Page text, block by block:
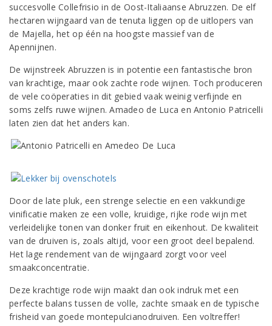
succesvolle Collefrisio in de Oost-Italiaanse Abruzzen. De elf
hectaren wijngaard van de tenuta liggen op de uitlopers van
de Majella, het op één na hoogste massief van de
Apennijnen.
De wijnstreek Abruzzen is in potentie een fantastische bron
van krachtige, maar ook zachte rode wijnen. Toch produceren
de vele coöperaties in dit gebied vaak weinig verfijnde en
soms zelfs ruwe wijnen. Amadeo de Luca en Antonio Patricelli
laten zien dat het anders kan.
Door de late pluk, een strenge selectie en een vakkundige
vinificatie maken ze een volle, kruidige, rijke rode wijn met
verleidelijke tonen van donker fruit en eikenhout. De kwaliteit
van de druiven is, zoals altijd, voor een groot deel bepalend.
Het lage rendement van de wijngaard zorgt voor veel
smaakconcentratie.
Deze krachtige rode wijn maakt dan ook indruk met een
perfecte balans tussen de volle, zachte smaak en de typische
frisheid van goede montepulcianodruiven. Een voltreffer!